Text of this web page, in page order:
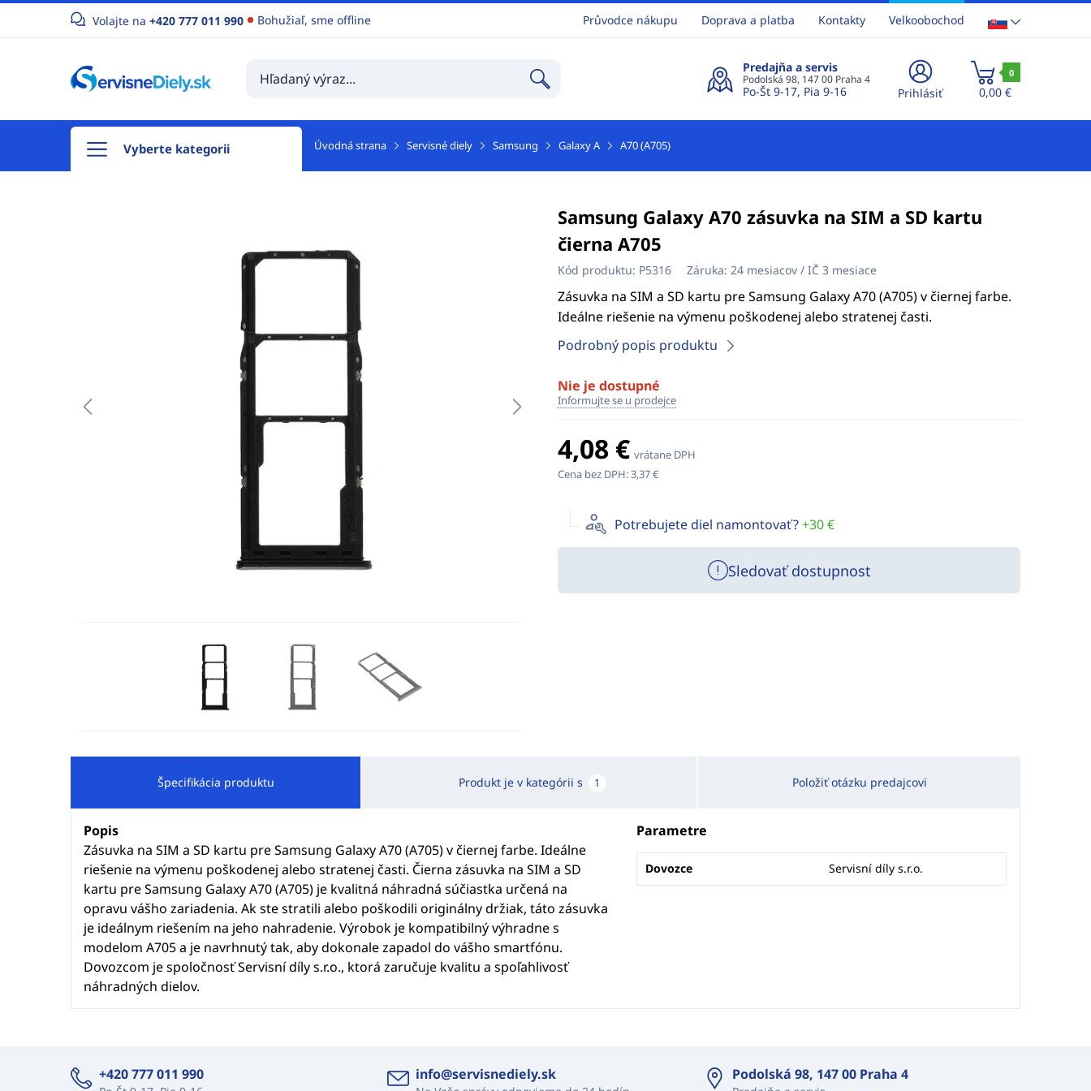
Volajte na +420 777 011 990 Bohužiaľ, sme offline Průvodce nákupu Doprava a platba Kontakty Velkoobochod
Predajňa a servis
Podolská 98, 147 00 Praha 4
Po-Št 9-17, Pia 9-16 Prihlásiť
0
0,00 €
Vyberte kategorii Úvodná strana Servisné diely Samsung Galaxy A A70 (A705)
Samsung Galaxy A70 zásuvka na SIM a SD kartu
čierna A705
Kód produktu: P5316 Záruka: 24 mesiacov / IČ 3 mesiace
Zásuvka na SIM a SD kartu pre Samsung Galaxy A70 (A705) v čiernej farbe.
Ideálne riešenie na výmenu poškodenej alebo stratenej časti.
Podrobný popis produktu
Nie je dostupné
Informujte se u prodejce
4,08 € vrátane DPH
Cena bez DPH:3,37 €
Potrebujete diel namontovať?+30 €
Sledovať dostupnost
Špecifikácia produktu Produkt je v kategórii s 1 Položiť otázku predajcovi
Popis
Zásuvka na SIM a SD kartu pre Samsung Galaxy A70 (A705) v čiernej farbe. Ideálne
riešenie na výmenu poškodenej alebo stratenej časti. Čierna zásuvka na SIM a SD
kartu pre Samsung Galaxy A70 (A705) je kvalitná náhradná súčiastka určená na
opravu vášho zariadenia. Ak ste stratili alebo poškodili originálny držiak, táto zásuvka
je ideálnym riešením na jeho nahradenie. Výrobok je kompatibilný výhradne s
modelom A705 a je navrhnutý tak, aby dokonale zapadol do vášho smartfónu.
Dovozcom je spoločnosť Servisní díly s.r.o., ktorá zaručuje kvalitu a spoľahlivosť
náhradných dielov.
Parametre
Dovozce Servisní díly s.r.o.
+420 777 011 990 info@servisnediely.sk Podolská 98, 147 00 Praha 4